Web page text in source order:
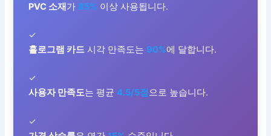
PVC 소재가 85% 이상 사용됩니다.
✓
홀로그램 카드 시각 만족도는 90%에 달합니다.
✓
사용자 만족도는 평균4.5/5점 으로 높습니다.
✓